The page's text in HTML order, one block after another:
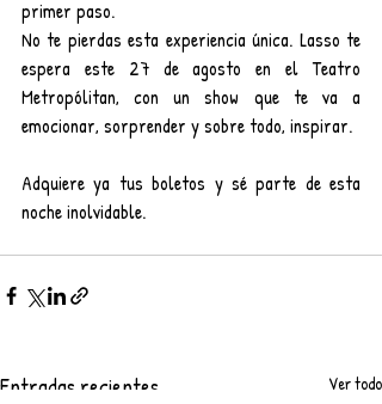
primer paso.
No te pierdas esta experiencia única. Lasso te
espera este 27 de agosto en el Teatro
Metropólitan, con un show que te va a
emocionar, sorprender y sobre todo, inspirar.
Adquiere ya tus boletos y sé parte de esta
noche inolvidable.
Entradas recientes Ver todo